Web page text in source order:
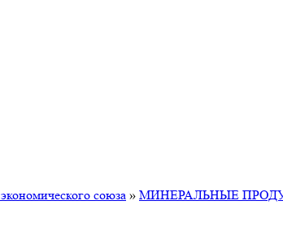
союза » МИНЕРАЛЬНЫЕ